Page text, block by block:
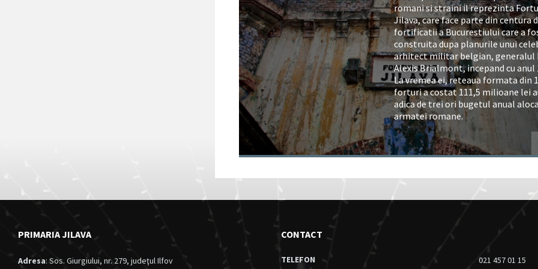
romani si straini il reprezinta
Jilava, care face parte din centura
fortificatii a Bucurestiului care a
construita dupa planurile unui
arhitect militar belgian, generalul
Alexis Brialmont, incepand cu anul
La vremea ei, reteaua formata din
forturi a costat 111,5 milioane lei
adica de trei ori bugetul anual
armatei romane.
PRIMARIA JILAVA
Adresa: Sos. Giurgiului, nr. 279, judeţul Ilfov
CONTACT
TELEFON 021 457 01 15